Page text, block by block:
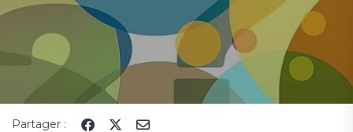
Partager :